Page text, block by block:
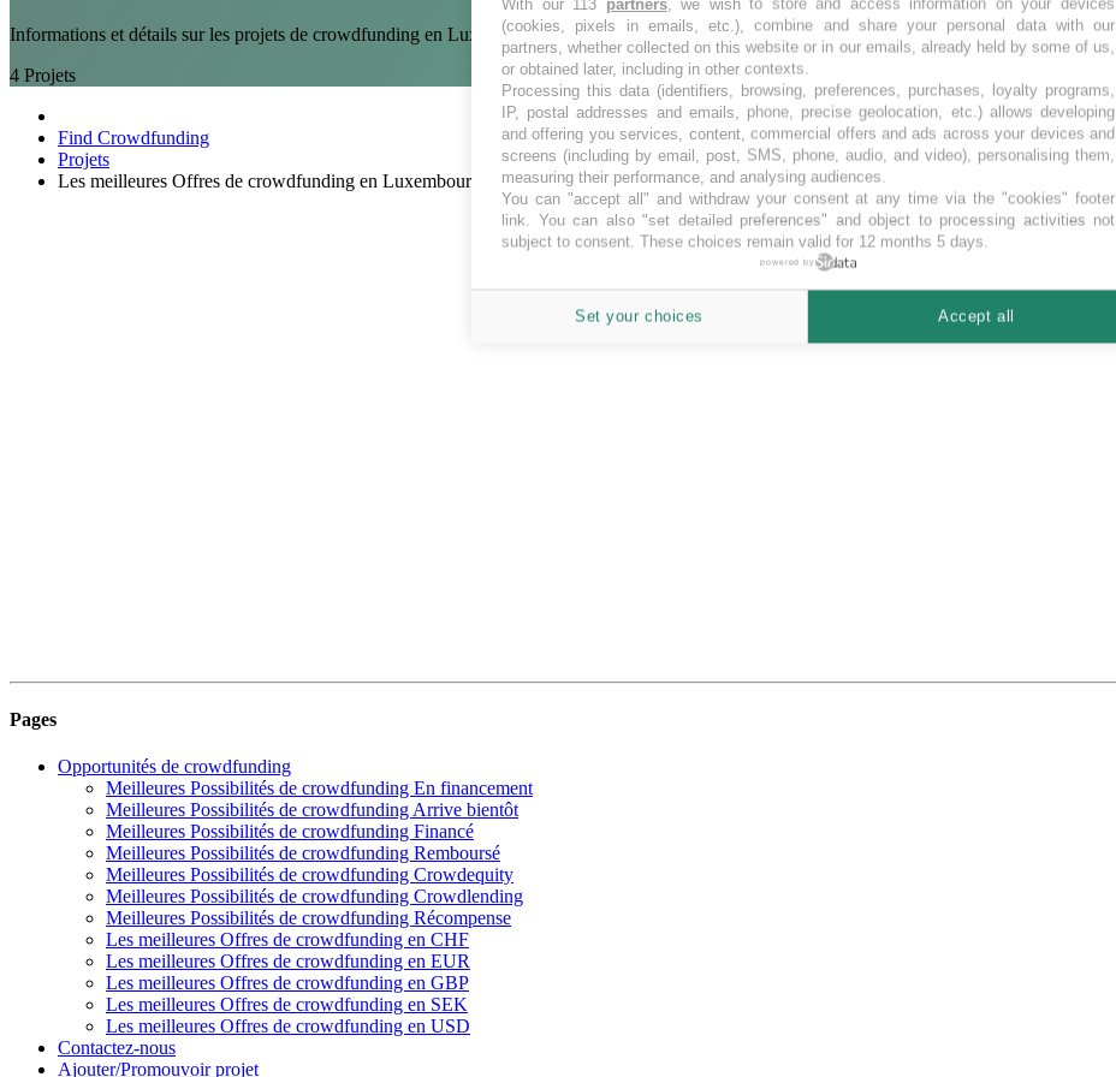
Informations et détails sur les projets de crowdfunding en Luxembourg. Opportunités de financement par la foule en Luxembourg.
4 Projets
Find Crowdfunding
Projets
Les meilleures Offres de crowdfunding en Luxembourg
Pages
Opportunités de crowdfunding
Meilleures Possibilités de crowdfunding En financement
Meilleures Possibilités de crowdfunding Arrive bientôt
Meilleures Possibilités de crowdfunding Financé
Meilleures Possibilités de crowdfunding Remboursé
Meilleures Possibilités de crowdfunding Crowdequity
Meilleures Possibilités de crowdfunding Crowdlending
Meilleures Possibilités de crowdfunding Récompense
Les meilleures Offres de crowdfunding en CHF
Les meilleures Offres de crowdfunding en EUR
Les meilleures Offres de crowdfunding en GBP
Les meilleures Offres de crowdfunding en SEK
Les meilleures Offres de crowdfunding en USD
Contactez-nous
Ajouter/Promouvoir projet
With our 113 partners, we wish to store and access information on your devices
(cookies, pixels in emails, etc.), combine and share your personal data with our
partners, whether collected on this website or in our emails, already held by some of us,
or obtained later, including in other contexts.
Processing this data (identifiers, browsing, preferences, purchases, loyalty programs,
IP, postal addresses and emails, phone, precise geolocation, etc.) allows developing
and offering you services, content, commercial offers and ads across your devices and
screens (including by email, post, SMS, phone, audio, and video), personalising them,
measuring their performance, and analysing audiences.
You can "accept all" and withdraw your consent at any time via the "cookies" footer
link. You can also "set detailed preferences" and object to processing activities not
subject to consent. These choices remain valid for 12 months 5 days.
powered by
Set your choices Accept all